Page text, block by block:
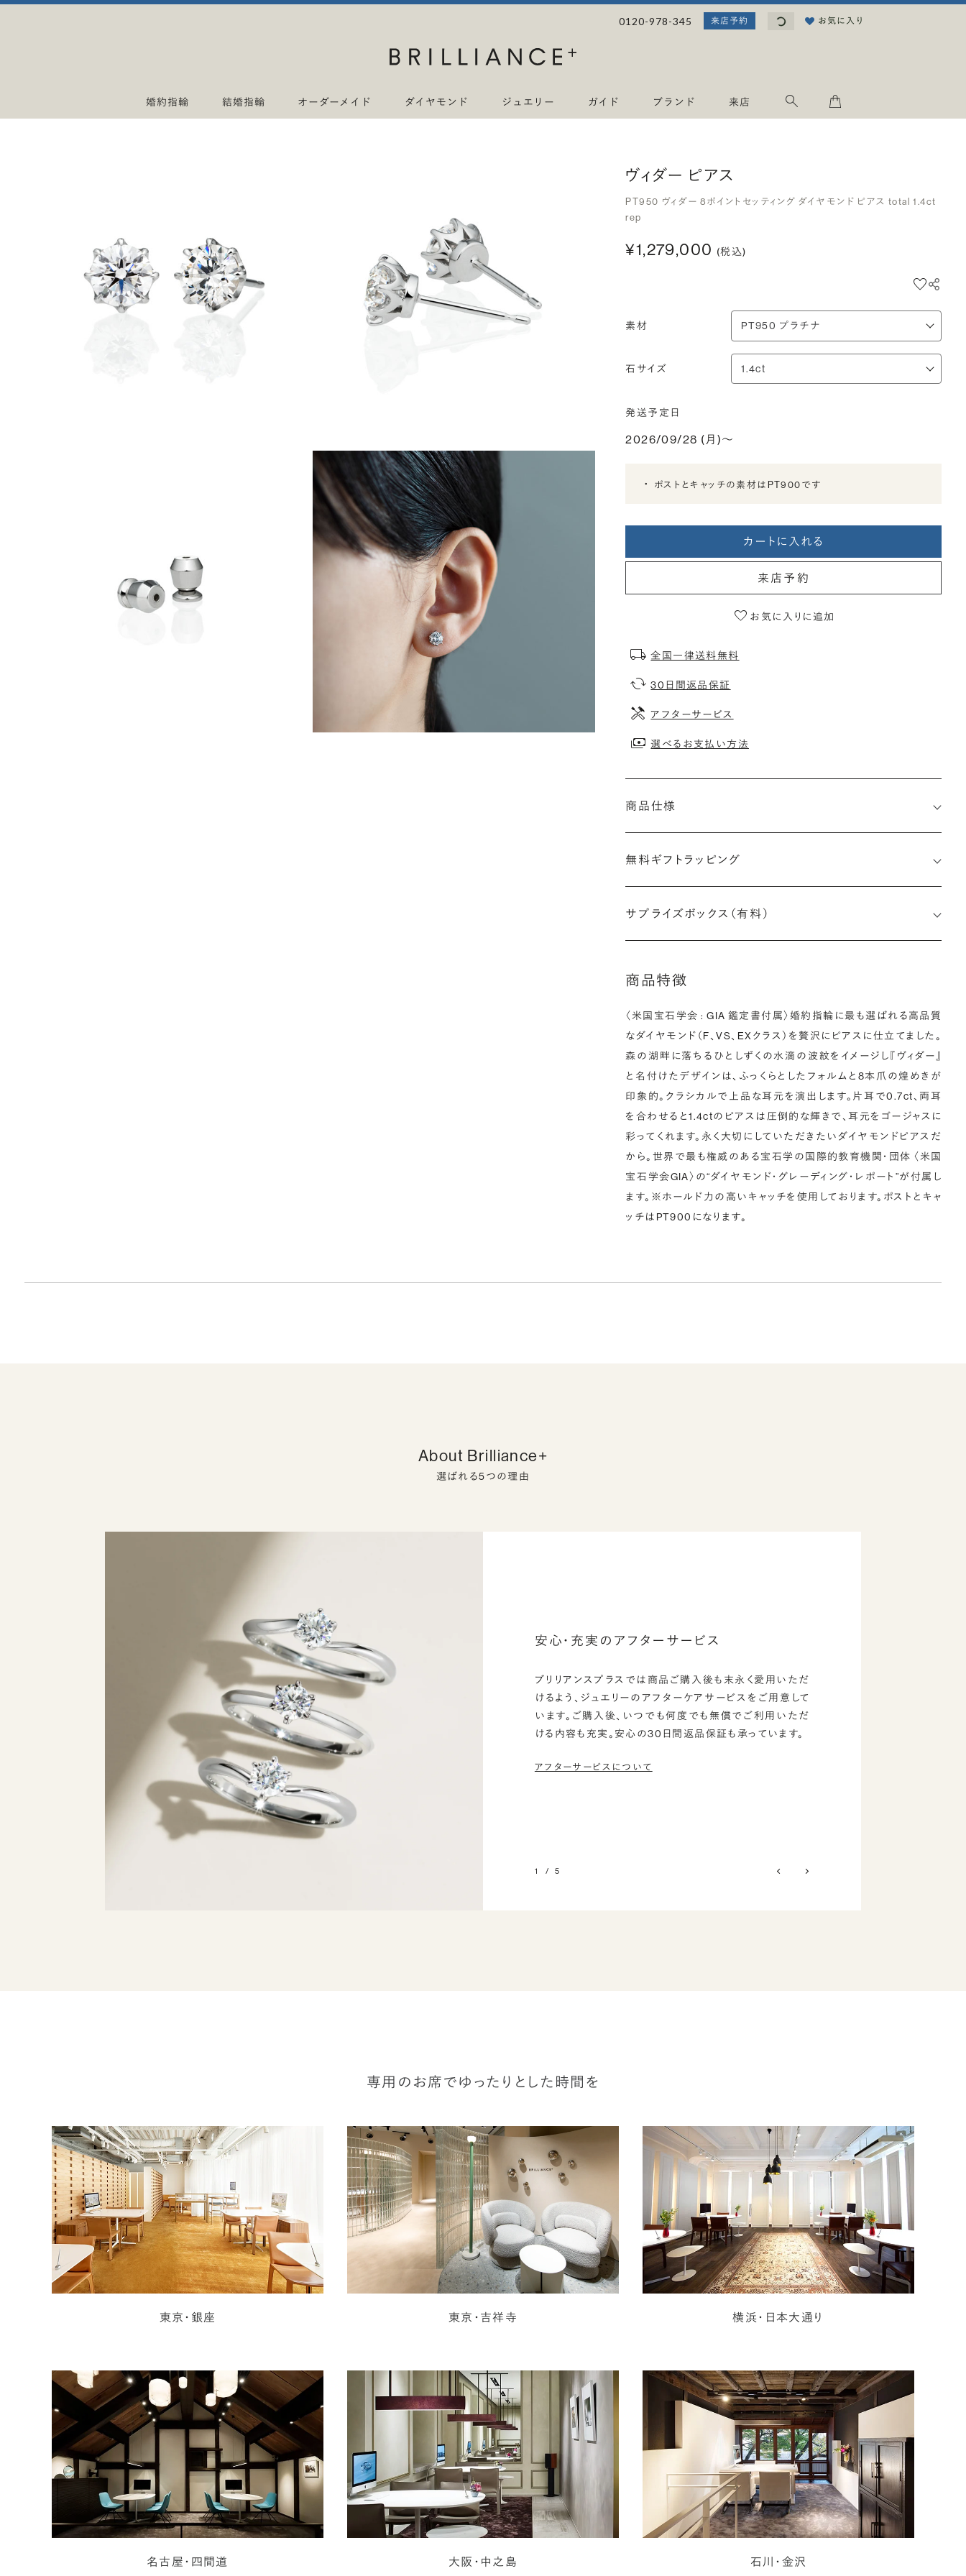
0120-978-345 来店予約 読み込み中...お気に入り
婚約指輪 結婚指輪 オーダーメイド ダイヤモンド ジュエリー ガイド ブランド 来店
ヴィダー ピアス
PT950 ヴィダー 8ポイントセッティング ダイヤモンド ピアス total 1.4ct
rep
¥1,279,000 (税込)
素材
石サイズ
発送予定日
2026/09/28 (月)〜
ポストとキャッチの素材はPT900です
カートに入れる
来店予約
お気に入りに追加
全国一律送料無料
30日間返品保証
アフターサービス
選べるお支払い方法
商品仕様
無料ギフトラッピング
サプライズボックス（有料）
商品特徴
〈米国宝石学会 : GIA 鑑定書付属〉婚約指輪に最も選ばれる高品質
なダイヤモンド（F、VS、EXクラス）を贅沢にピアスに仕立てました。
森の湖畔に落ちるひとしずくの水滴の波紋をイメージし『ヴィダー』
と名付けたデザインは、ふっくらとしたフォルムと8本爪の煌めきが
印象的。クラシカルで上品な耳元を演出します。片耳で0.7ct、両耳
を合わせると1.4ctのピアスは圧倒的な輝きで、耳元をゴージャスに
彩ってくれます。永く大切にしていただきたいダイヤモンドピアスだ
から。世界で最も権威のある宝石学の国際的教育機関・団体 〈米国
宝石学会GIA〉の“ダイヤモンド・グレーディング・レポート”が付属し
ます。※ホールド力の高いキャッチを使用しております。ポストとキャ
ッチはPT900になります。
About Brilliance+
選ばれる5つの理由
安心・充実のアフターサービス
ブリリアンスプラスでは商品ご購入後も末永く愛用いただ
けるよう、ジュエリーのアフターケアサービスをご用意して
います。ご購入後、いつでも何度でも無償でご利用いただ
ける内容も充実。安心の30日間返品保証も承っています。
アフターサービスについて
1 / 5
専用のお席でゆったりとした時間を
東京・銀座 東京・吉祥寺 横浜・日本大通り
名古屋・四間道 大阪・中之島 石川・金沢